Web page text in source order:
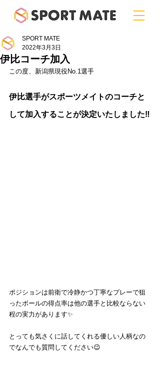
伊比コーチ加入
SPORT MATE
2022年3月3日
この度、新潟県現役No.1選手
伊比選手がスポーツメイトのコーチと
して加入することが決定いたしました‼️
ポジションは前衛で冷静かつ丁寧なプレーで狙
ったボールの得点率は他の選手と比較ならない
程の実力があります✨
とっても気さくに話してくれる優しい人柄なの
でなんでも質問してください😉